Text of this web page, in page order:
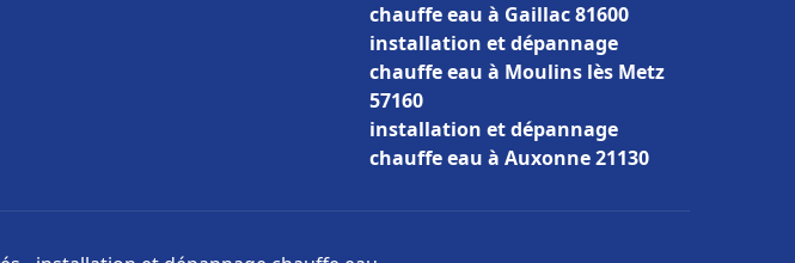
chauffe eau à Gaillac 81600
installation et dépannage
chauffe eau à Moulins lès Metz
57160
installation et dépannage
chauffe eau à Auxonne 21130